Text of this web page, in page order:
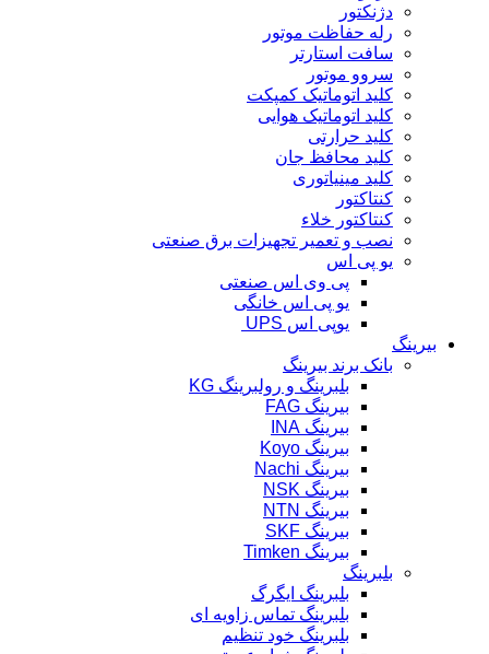
دژنکتور
رله حفاظت موتور
سافت استارتر
سروو موتور
کلید اتوماتیک کمپکت
کلید اتوماتیک هوایی
کلید حرارتی
کلید محافظ جان
کلید مینیاتوری
کنتاکتور
کنتاکتور خلاء
نصب و تعمیر تجهیزات برق صنعتی
یو پی اس
پی وی اس صنعتی
یو پی اس خانگی
یوپی اس UPS
بیرینگ
بانک برند بیرینگ
بلبرینگ و رولبرینگ KG
بیرینگ FAG
بیرینگ INA
بیرینگ Koyo
بیرینگ Nachi
بیرینگ NSK
بیرینگ NTN
بیرینگ SKF
بیرینگ Timken
بلبرینگ
بلبرینگ ایگرگ
بلبرینگ تماس زاویه ای
بلبرینگ خود تنظیم